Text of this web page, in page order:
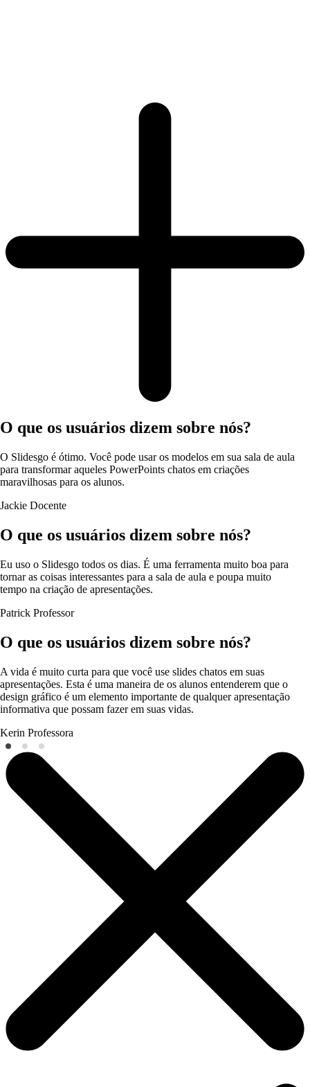
O que os usuários dizem sobre nós?
O Slidesgo é ótimo. Você pode usar os modelos em sua sala de aula
para transformar aqueles PowerPoints chatos em criações
maravilhosas para os alunos.
Jackie Docente
O que os usuários dizem sobre nós?
Eu uso o Slidesgo todos os dias. É uma ferramenta muito boa para
tornar as coisas interessantes para a sala de aula e poupa muito
tempo na criação de apresentações.
Patrick Professor
O que os usuários dizem sobre nós?
A vida é muito curta para que você use slides chatos em suas
apresentações. Esta é uma maneira de os alunos entenderem que o
design gráfico é um elemento importante de qualquer apresentação
informativa que possam fazer em suas vidas.
Kerin Professora